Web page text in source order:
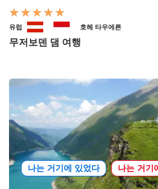
유럽 호헤 타우에른
무저보덴 댐 여행
나는 거기에 있었다 나는 거기